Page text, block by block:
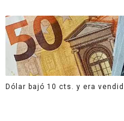
Dólar bajó 10 cts. y era